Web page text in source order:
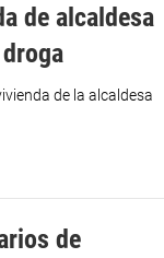
de alcaldesa
de la alcaldesa
de